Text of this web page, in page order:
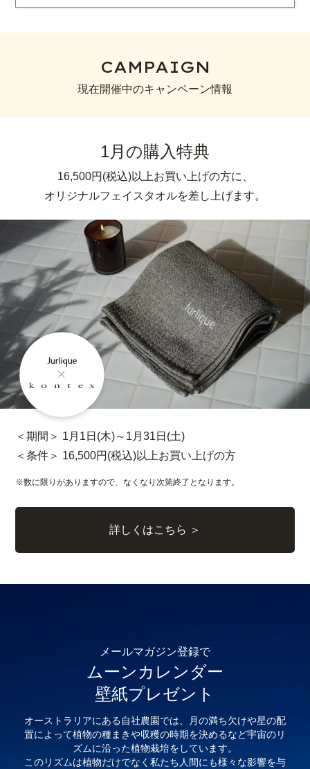
CAMPAIGN
現在開催中のキャンペーン情報
1月の購入特典
16,500円(税込)以上お買い上げの方に、
オリジナルフェイスタオルを差し上げます。
＜期間＞ 1月1日(木)～1月31日(土)
＜条件＞ 16,500円(税込)以上お買い上げの方
※数に限りがありますので、なくなり次第終了となります。
詳しくはこちら ＞
メールマガジン登録で
ムーンカレンダー
壁紙プレゼント
オーストラリアにある自社農園では、月の満ち欠けや星の配
置によって植物の種まきや収穫の時期を決めるなど宇宙のリ
ズムに沿った植物栽培をしています。
このリズムは植物だけでなく私たち人間にも様々な影響を与